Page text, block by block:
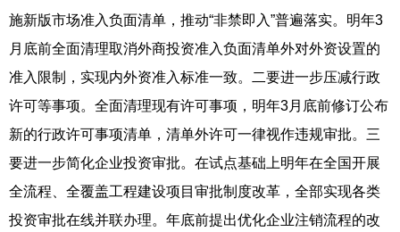
施新版市场准入负面清单，推动“非禁即入”普遍落实。明年3
月底前全面清理取消外商投资准入负面清单外对外资设置的
准入限制，实现内外资准入标准一致。二要进一步压减行政
许可等事项。全面清理现有许可事项，明年3月底前修订公布
新的行政许可事项清单，清单外许可一律视作违规审批。三
要进一步简化企业投资审批。在试点基础上明年在全国开展
全流程、全覆盖工程建设项目审批制度改革，全部实现各类
投资审批在线并联办理。年底前提出优化企业注销流程的改